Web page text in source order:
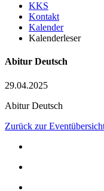
KKS
Kontakt
Kalender
Kalenderleser
Abitur Deutsch
29.04.2025
Abitur Deutsch
Zurück zur